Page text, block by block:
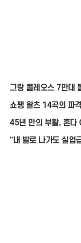
그랑 콜레오스 7만대
쇼팽 왈츠 14곡의 파
45년 만의 부활, 혼다
"내 발로 나가도 실업